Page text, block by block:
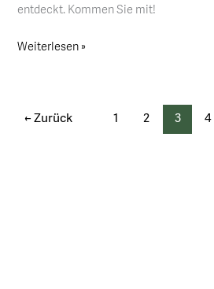
entdeckt. Kommen Sie mit!
Weiterlesen »
←Zurück 1 2 3 4